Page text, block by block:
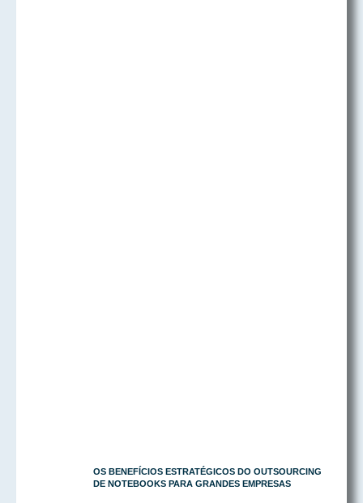
OS BENEFÍCIOS ESTRATÉGICOS DO OUTSOURCING
DE NOTEBOOKS PARA GRANDES EMPRESAS